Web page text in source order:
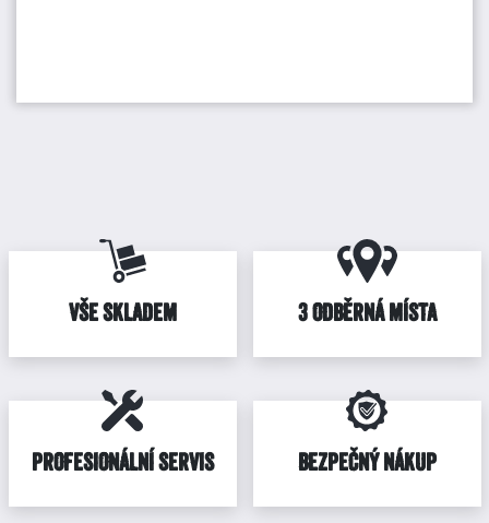
VŠE SKLADEM 3 ODBĚRNÁ MÍSTA
PROFESIONÁLNÍ SERVIS BEZPEČNÝ NÁKUP